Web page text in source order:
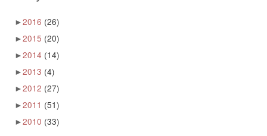
►2016 (26)
►2015 (20)
►2014 (14)
►2013 (4)
►2012 (27)
►2011 (51)
►2010 (33)